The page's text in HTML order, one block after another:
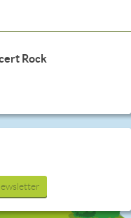
Rock